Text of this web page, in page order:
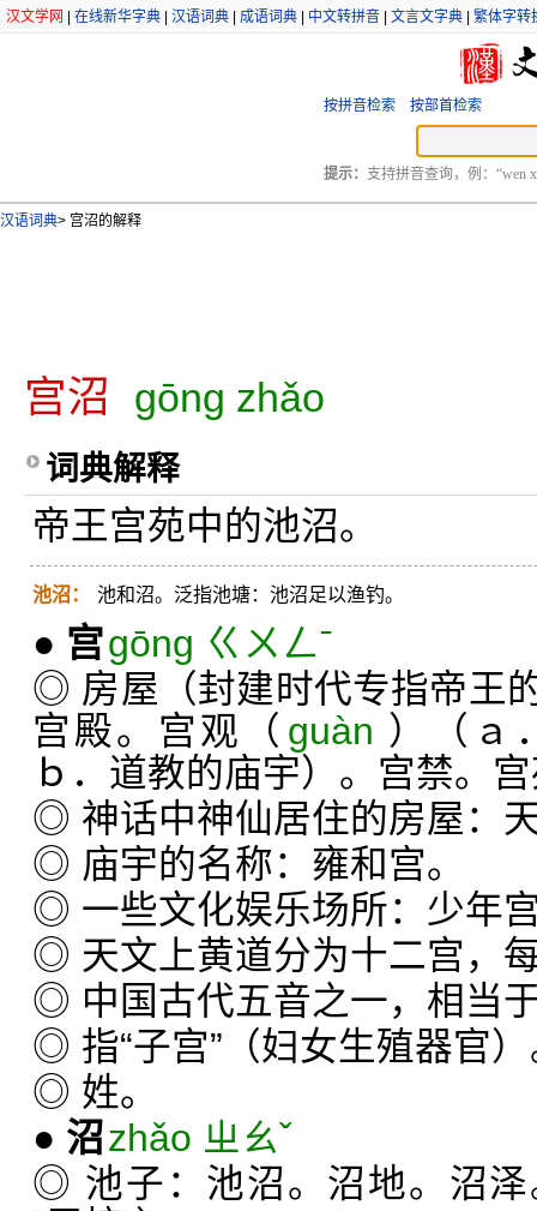
汉文学网 在线新华字典 汉语词典 成语词典 中文转拼音 文言文字典 繁体字转
按拼音检索 按部首检索
提示： 支持拼音查询，例：“wen
汉语词典> 宫沼的解释
宫沼 gōng zhǎo
词典解释
帝王宫苑中的池沼。
池沼： 池和沼。泛指池塘：池沼足以渔钓。
● 宫gōng ㄍㄨㄥˉ
◎ 房屋（封建时代专指帝王
宫殿。宫观（ guàn ）（ａ
ｂ．道教的庙宇）。宫禁。
◎ 神话中神仙居住的房屋：
◎ 庙宇的名称：雍和宫。
◎ 一些文化娱乐场所：少年
◎ 天文上黄道分为十二宫，
◎ 中国古代五音之一，相当
◎ 指“子宫”（妇女生殖器官
◎ 姓。
● 沼zhǎo ㄓㄠˇ
◎ 池子：池沼。沼地。沼